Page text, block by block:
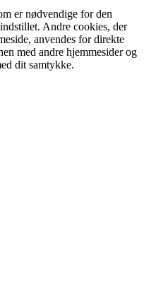
er nødvendige for den
Andre cookies, der
anvendes for direkte
med andre hjemmesider og
dit samtykke.